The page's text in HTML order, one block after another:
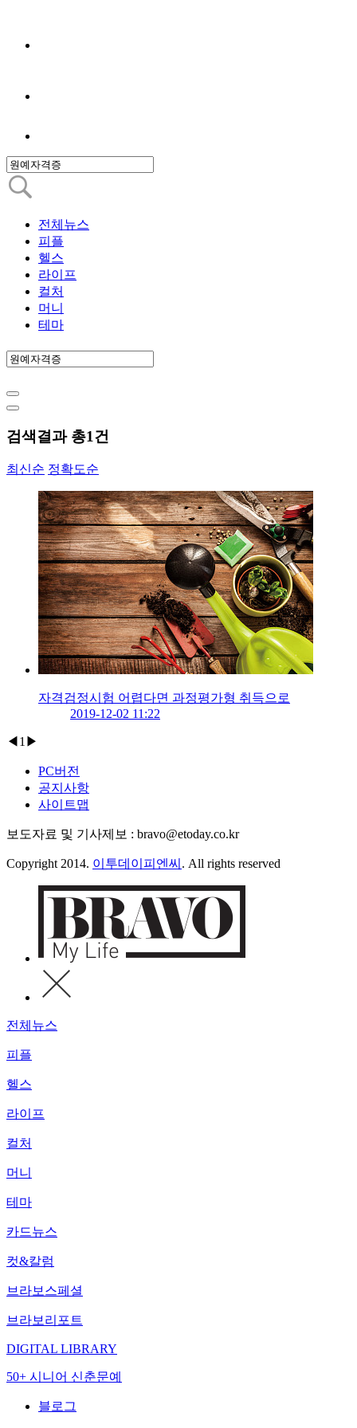
전체뉴스
피플
헬스
라이프
컬처
머니
테마
검색결과 총1건
최신순 정확도순
자격검정시험 어렵다면 과정평가형 취득으로
2019-12-02 11:22
◀ 1 ▶
PC버전
공지사항
사이트맵
보도자료 및 기사제보 : bravo@etoday.co.kr
Copyright 2014. 이투데이피엔씨 . All rights reserved
전체뉴스
피플
헬스
라이프
컬처
머니
테마
카드뉴스
컷&칼럼
브라보스페셜
브라보리포트
DIGITAL LIBRARY
50+ 시니어 신춘문예
블로그